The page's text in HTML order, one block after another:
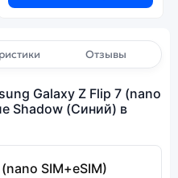
Отзывы
Galaxy Z Flip 7 (nano
Shadow (Синий) в
SIM+eSIM)